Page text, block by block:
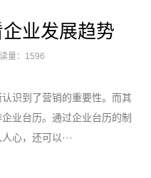
业发展趋势
量：1596
识到了营销的重要性。而其
业台历。通过企业台历的制
心，还可以···